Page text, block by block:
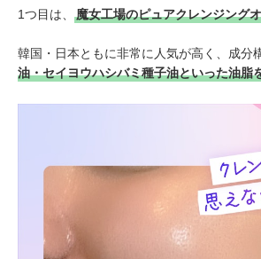
1つ目は、 魔女工場のピュアクレンジング
韓国・日本ともに非常に人気が高く、成分
油・セイヨウハシバミ種子油といった油脂